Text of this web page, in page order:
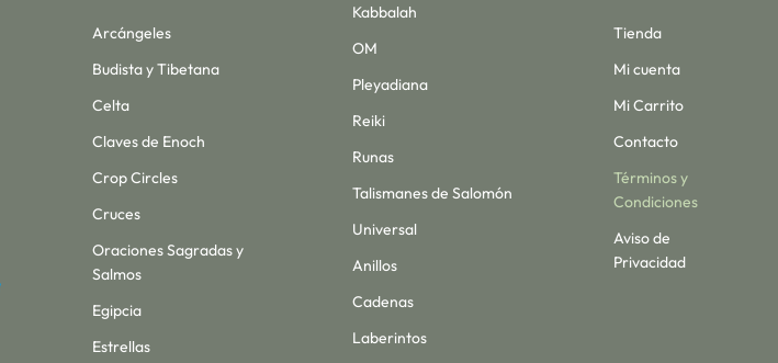
Arcángeles
Budista y Tibetana
Celta
Claves de Enoch
Crop Circles
Cruces
Oraciones Sagradas y
Salmos
Egipcia
Estrellas
Kabbalah
OM
Pleyadiana
Reiki
Runas
Talismanes de Salomón
Universal
Anillos
Cadenas
Laberintos
Tienda
Mi cuenta
Mi Carrito
Contacto
Términos y
Condiciones
Aviso de
Privacidad